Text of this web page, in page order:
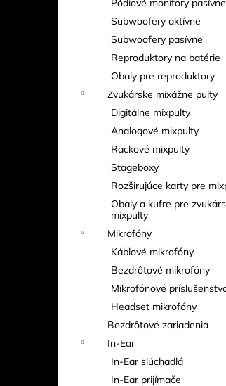
Pódiové monitory pasívne
Subwoofery aktívne
Subwoofery pasívne
Reproduktory na batérie
Obaly pre reproduktory
Zvukárske mixážne pulty
Digitálne mixpulty
Analogové mixpulty
Rackové mixpulty
Stageboxy
Rozširujúce karty pre
Obaly a kufre pre
mixpulty
Mikrofóny
Káblové mikrofóny
Bezdrôtové mikrofóny
Mikrofónové
Headset mikrofóny
Bezdrôtové zariadenia
In-Ear
In-Ear slúchadlá
In-Ear prijímače